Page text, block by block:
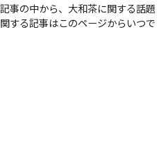
事の中から、大和茶に関する話題
する記事はこのページからいつで